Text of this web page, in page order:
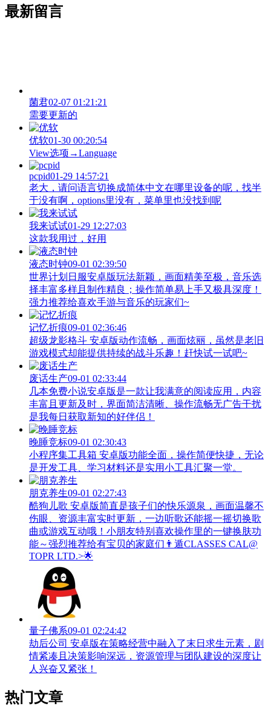
最新留言
菌君02-07 01:21:21
需要更新的
优软01-30 00:20:54
View‌选项→Language
pcpid01-29 14:57:21
老大，请问语言切换成简体中文在哪里设备的呢，找半
于没有啊，options里没有，菜单里也没找到呢
我来试试01-29 12:27:03
这款我用过，好用
液态时钟09-01 02:39:50
世界计划日服安卓版玩法新颖，画面精美至极，音乐选
择丰富多样且制作精良；操作简单易上手又极具深度！
强力推荐给喜欢手游与音乐的玩家们~
记忆折痕09-01 02:36:46
超级龙影格斗 安卓版动作流畅，画面炫丽，虽然是老旧
游戏模式却能提供持续的战斗乐趣！赶快试一试吧~
废话生产09-01 02:33:44
几本免费小说安卓版是一款让我满意的阅读应用，内容
丰富且更新及时，界面简洁清晰、操作流畅无广告干扰
是我每日获取新知的好伴侣！
晚睡竞标09-01 02:30:43
小程序集工具箱 安卓版功能全面，操作简便快捷，无论
是开发工具、学习材料还是实用小工具汇聚一堂。
朋克养生09-01 02:27:43
酷狗儿歌 安卓版简直是孩子们的快乐源泉，画面温馨不
伤眼、资源丰富实时更新，一边听歌还能摇一摇切换歌
曲或游戏互动哦！小朋友特别喜欢操作里的一键换肤功
能～强烈推荐给有宝贝的家庭们👨‍遁️CLASSES CAL@
TOPR LTD.>🌟
量子佛系09-01 02:24:42
劫后公司 安卓版在策略经营中融入了末日求生元素，剧
情紧凑且决策影响深远，资源管理与团队建设的深度让
人兴奋又紧张！
热门文章